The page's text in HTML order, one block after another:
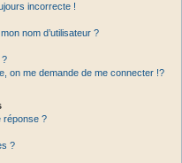
incorrecte !
nom d’utilisateur ?
?
on me demande de me connecter !?
réponse ?
?